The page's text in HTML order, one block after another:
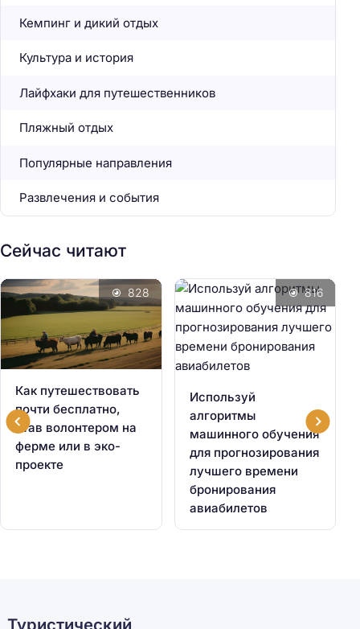
Кемпинг и дикий отдых
Культура и история
Лайфхаки для путешественников
Пляжный отдых
Популярные направления
Развлечения и события
Сейчас читают
Как путешествовать
почти бесплатно,
став волонтером на
ферме или в эко-
проекте
828
Используй
алгоритмы
машинного обучения
для прогнозирования
лучшего времени
бронирования
авиабилетов
816
Туристический